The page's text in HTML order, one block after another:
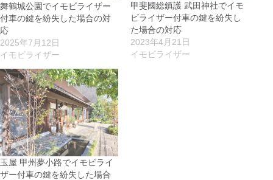
舞鶴城公園でイモビライザー
付車の鍵を紛失した場合の対
応
2025年7月12日
イモビライザー
甲斐國総鎮護 武田神社でイモ
ビライザー付車の鍵を紛失し
た場合の対応
2023年4月21日
イモビライザー
玉屋 甲州夢小路でイモビライ
ザー付車の鍵を紛失した場合